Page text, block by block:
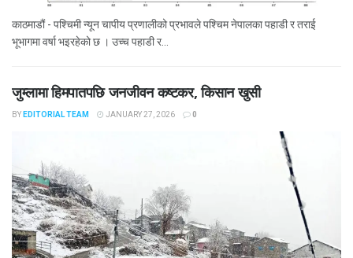
काठमाडौं - पश्चिमी न्यून चापीय प्रणालीको प्रभावले पश्चिम नेपालका पहाडी र तराई
भूभागमा वर्षा भइरहेको छ । उच्च पहाडी र...
जुम्लामा हिमपातपछि जनजीवन कष्टकर, किसान खुसी
BY EDITORIAL TEAM JANUARY 27, 2026 0